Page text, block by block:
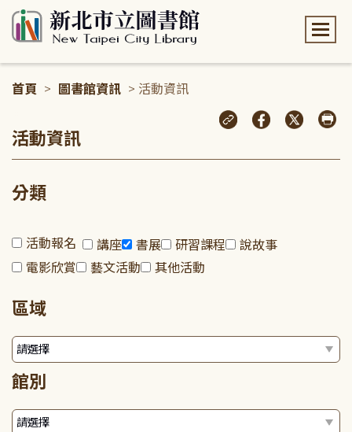
首頁 > 圖書館資訊 > 活動資訊
活動資訊
分類
活動報名 講座 書展 研習課程
說故事
電影欣賞
藝文活動 其他活動
區域
館別